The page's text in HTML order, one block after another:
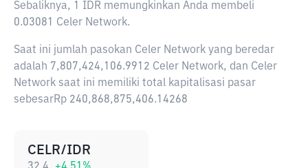
Sebaliknya, 1 IDR memungkinkan Anda membeli
0.03081 Celer Network.
Saat ini jumlah pasokan Celer Network yang beredar
adalah 7,807,424,106.9912 Celer Network, dan Celer
Network saat ini memiliki total kapitalisasi pasar
sebesarRp 240,868,875,406.14268
CELR/IDR